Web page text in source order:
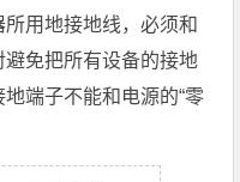
用地接地线，必须和
免把所有设备的接地
端子不能和电源的“零